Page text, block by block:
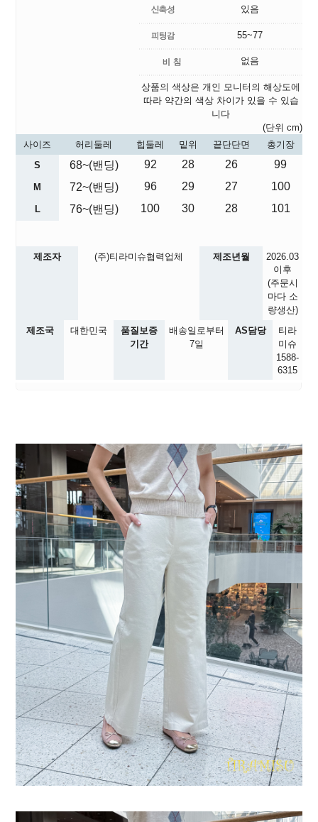
있음
55~77
없음
상품의 색상은 개인 모니터의 해상도에
따라 약간의 색상 차이가 있을 수 있습
니다
(단위 cm)
사이즈
허리둘레 힙둘레 밑위 끝단단면
총기장
S
68~(밴딩) 92 28 26 99
M 72~(밴딩) 96 29 27 100
L 76~(밴딩) 100 30 28 101
제조자 (주)티라미슈협력업체 제조년월
2026.03
이후
(주문시
마다 소
량생산)
제조국
대한민국
품질보증
기간
배송일로부터
7일
AS담당
티라
미슈
1588-
6315